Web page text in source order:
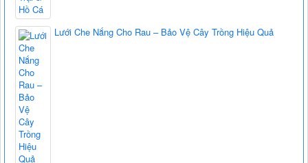
Lưới Che Nắng Cho Rau – Bảo Vệ Cây Trồng Hiệu Quả